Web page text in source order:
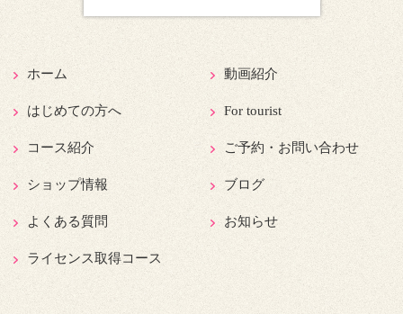
ホーム
はじめての方へ
コース紹介
ショップ情報
よくある質問
ライセンス取得コース
動画紹介
For tourist
ご予約・お問い合わせ
ブログ
お知らせ